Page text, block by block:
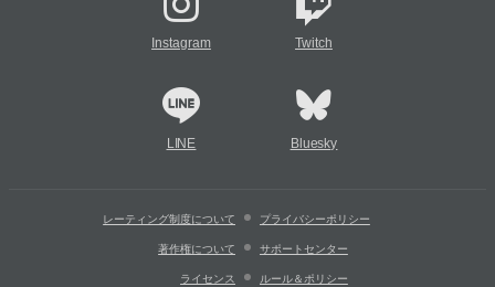
Instagram Twitch
LINE Bluesky
レーティング制度について プライバシーポリシー
著作権について サポートセンター
ライセンス ルール＆ポリシー